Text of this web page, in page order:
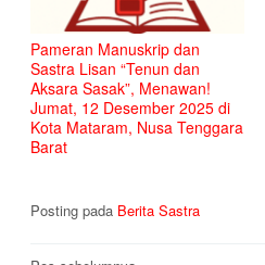
Pameran Manuskrip dan
Sastra Lisan “Tenun dan
Aksara Sasak”, Menawan!
Jumat, 12 Desember 2025 di
Kota Mataram, Nusa Tenggara
Barat
Posting pada Berita Sastra